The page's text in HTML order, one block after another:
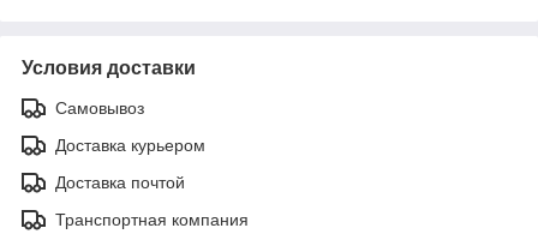
Условия доставки
Самовывоз
Доставка курьером
Доставка почтой
Транспортная компания